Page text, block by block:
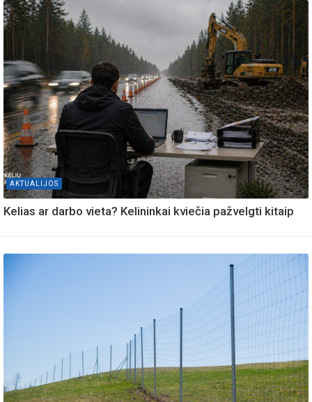
AKTUALIJOS
Kelias ar darbo vieta? Kelininkai kviečia pažvelgti kitaip